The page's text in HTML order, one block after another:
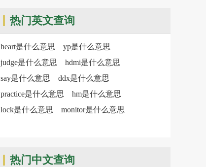
热门英文查询
heart是什么意思
yp是什么意思
judge是什么意思
hdmi是什么意思
say是什么意思
ddx是什么意思
practice是什么意思
hm是什么意思
lock是什么意思
monitor是什么意思
热门中文查询